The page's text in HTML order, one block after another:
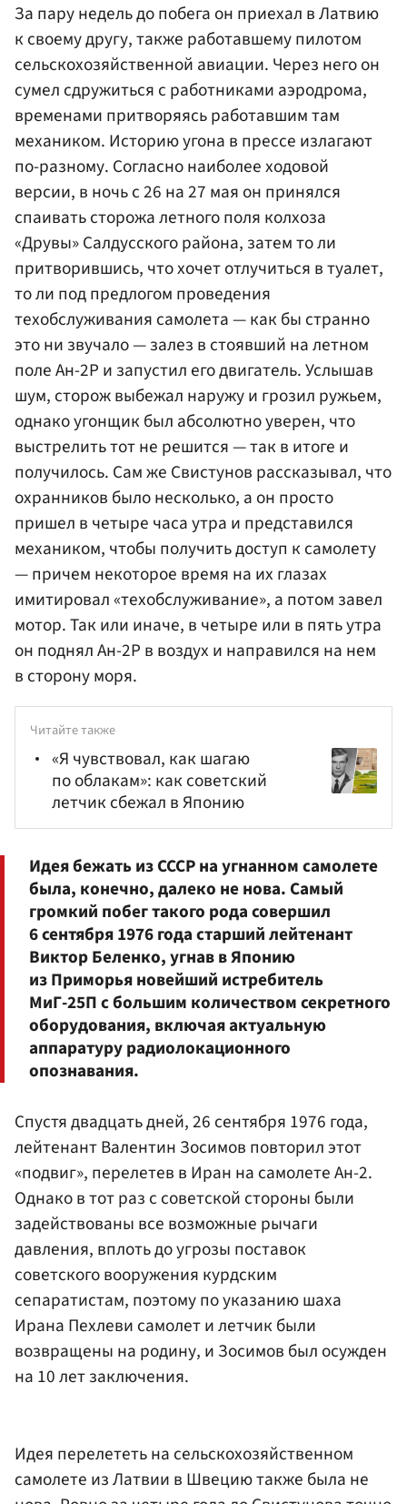
За пару недель до побега он приехал в Латвию
к своему другу, также работавшему пилотом
сельскохозяйственной авиации. Через него он
сумел сдружиться с работниками аэродрома,
временами притворяясь работавшим там
механиком. Историю угона в прессе излагают
по-разному. Согласно наиболее ходовой
версии, в ночь с 26 на 27 мая он принялся
спаивать сторожа летного поля колхоза
«Друвы» Салдусского района, затем то ли
притворившись, что хочет отлучиться в туалет,
то ли под предлогом проведения
техобслуживания самолета — как бы странно
это ни звучало — залез в стоявший на летном
поле Ан-2Р и запустил его двигатель. Услышав
шум, сторож выбежал наружу и грозил ружьем,
однако угонщик был абсолютно уверен, что
выстрелить тот не решится — так в итоге и
получилось. Сам же Свистунов рассказывал, что
охранников было несколько, а он просто
пришел в четыре часа утра и представился
механиком, чтобы получить доступ к самолету
— причем некоторое время на их глазах
имитировал «техобслуживание», а потом завел
мотор. Так или иначе, в четыре или в пять утра
он поднял Ан-2Р в воздух и направился на нем
в сторону моря.
Читайте также
«Я чувствовал, как шагаю
по облакам»: как советский
летчик сбежал в Японию
Идея бежать из СССР на угнанном самолете
была, конечно, далеко не нова. Самый
громкий побег такого рода совершил
6 сентября 1976 года старший лейтенант
Виктор Беленко, угнав в Японию
из Приморья новейший истребитель
МиГ-25П с большим количеством секретного
оборудования, включая актуальную
аппаратуру радиолокационного
опознавания.
Спустя двадцать дней, 26 сентября 1976 года,
лейтенант Валентин Зосимов повторил этот
«подвиг», перелетев в Иран на самолете Ан-2.
Однако в тот раз с советской стороны были
задействованы все возможные рычаги
давления, вплоть до угрозы поставок
советского вооружения курдским
сепаратистам, поэтому по указанию шаха
Ирана Пехлеви самолет и летчик были
возвращены на родину, и Зосимов был осужден
на 10 лет заключения.
Идея перелететь на сельскохозяйственном
самолете из Латвии в Швецию также была не